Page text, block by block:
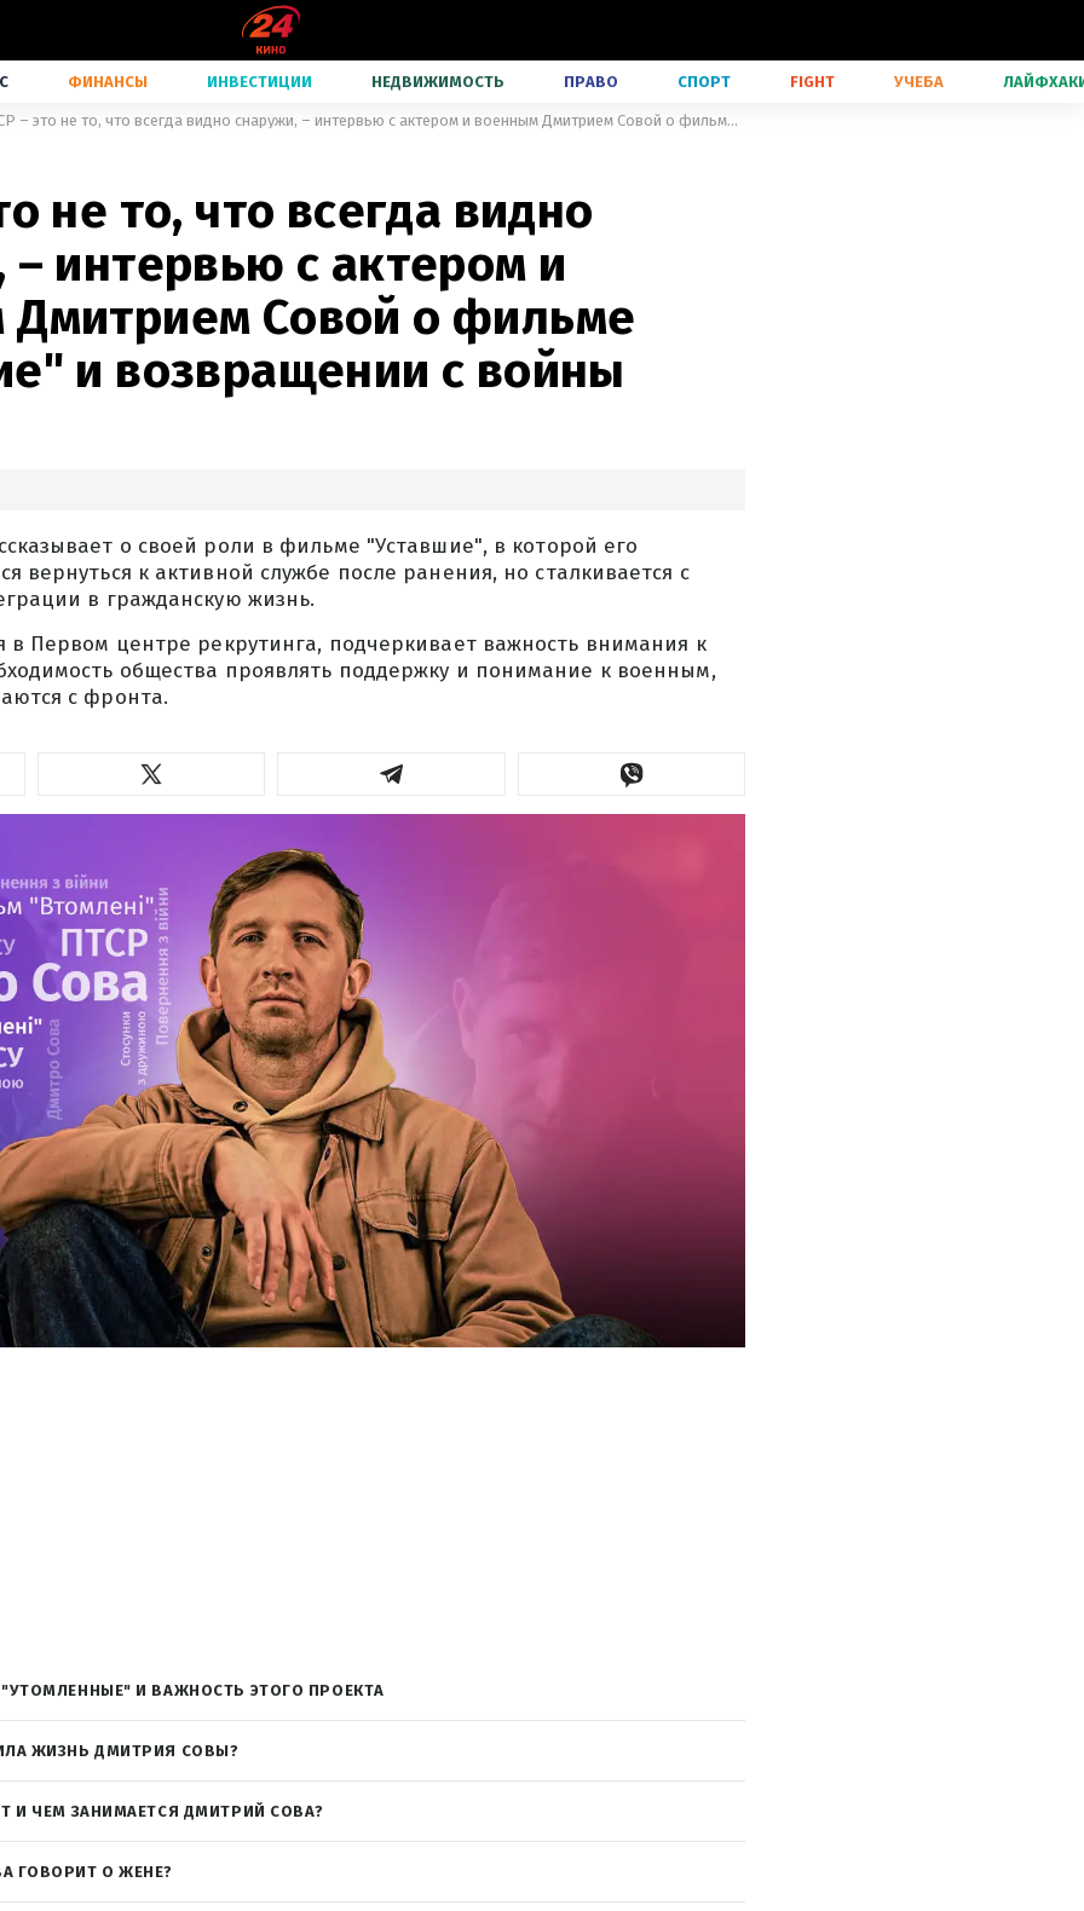
ФИНАНСЫ ИНВЕСТИЦИИ НЕДВИЖИМОСТЬ ПРАВО СПОРТ FIGHT УЧЕБА
ПТСР – это не то, что всегда видно снаружи, – интервью с актером и военным Дмитрием Совой о фильме "Уставшие" и возвращении с войны
не то, что всегда видно
– интервью с актером и
Совой о фильме
и возвращении с войны
о своей роли в фильме "Уставшие", в которой его
вернуться к активной службе после ранения, но сталкивается с
в гражданскую жизнь.
в Первом центре рекрутинга, подчеркивает важность внимания к
общества проявлять поддержку и понимание к военным,
с фронта.
И ВАЖНОСТЬ ЭТОГО ПРОЕКТА
ЖИЗНЬ ДМИТРИЯ СОВЫ?
И ЧЕМ ЗАНИМАЕТСЯ ДМИТРИЙ СОВА?
ГОВОРИТ О ЖЕНЕ?